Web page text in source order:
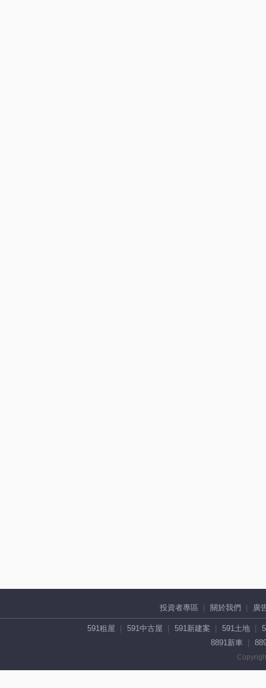
投資者專區 關於我們 廣
591租屋 591中古屋 591新建案 591土地
8891新車